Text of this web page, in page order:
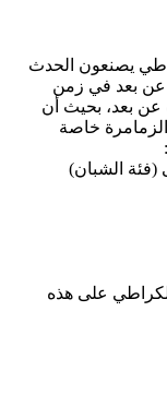
يصنعون الحدث
عن بعد في زمن
عن بعد، بحيث أن
الزمامرة خاصة
(فئة الشبان)
على هذه